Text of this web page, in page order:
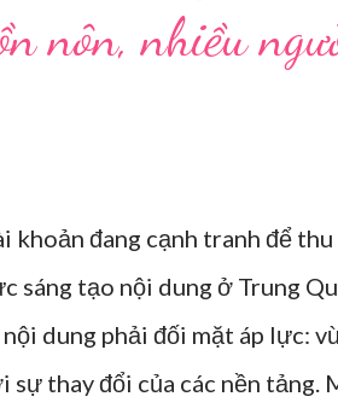
nôn, nhiều
khoản đang cạnh tranh để thu
sáng tạo nội dung ở Trung
nội dung phải đối mặt áp lực:
sự thay đổi của các nền tảng.